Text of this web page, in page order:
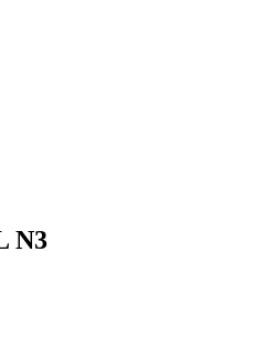
N3